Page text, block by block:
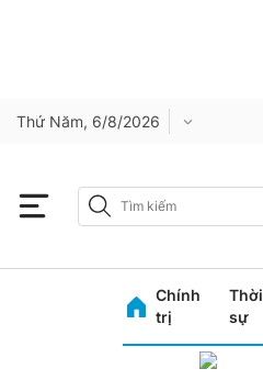
Thứ Năm, 6/8/2026
Chính
trị
Thời
sự